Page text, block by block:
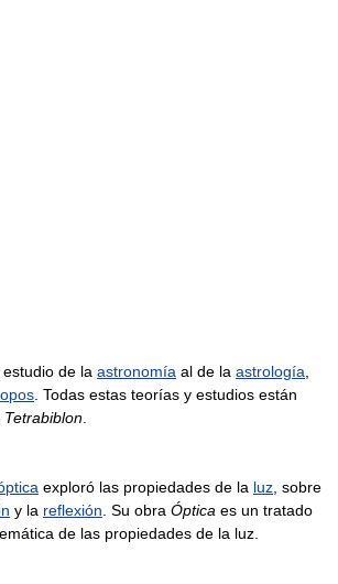
de la astronomía al de la astrología
. Todas estas teorías y estudios están
Tetrabiblon
exploró las propiedades de la luz , sobre
y la reflexión . Su obra Óptica es un tratado
de las propiedades de la luz.